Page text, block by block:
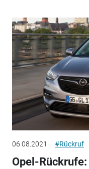
06.08.2021 #Rückruf
Opel-